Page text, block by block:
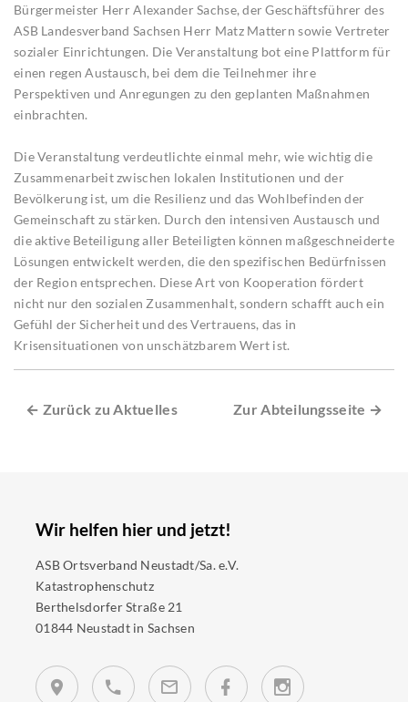
Bürgermeister Herr Alexander Sachse, der Geschäftsführer des
ASB Landesverband Sachsen Herr Matz Mattern sowie Vertreter
sozialer Einrichtungen. Die Veranstaltung bot eine Plattform für
einen regen Austausch, bei dem die Teilnehmer ihre
Perspektiven und Anregungen zu den geplanten Maßnahmen
einbrachten.
Die Veranstaltung verdeutlichte einmal mehr, wie wichtig die
Zusammenarbeit zwischen lokalen Institutionen und der
Bevölkerung ist, um die Resilienz und das Wohlbefinden der
Gemeinschaft zu stärken. Durch den intensiven Austausch und
die aktive Beteiligung aller Beteiligten können maßgeschneiderte
Lösungen entwickelt werden, die den spezifischen Bedürfnissen
der Region entsprechen. Diese Art von Kooperation fördert
nicht nur den sozialen Zusammenhalt, sondern schafft auch ein
Gefühl der Sicherheit und des Vertrauens, das in
Krisensituationen von unschätzbarem Wert ist.
← Zurück zu Aktuelles Zur Abteilungsseite →
Wir helfen hier und jetzt!
ASB Ortsverband Neustadt/Sa. e.V.
Katastrophenschutz
Berthelsdorfer Straße 21
01844 Neustadt in Sachsen